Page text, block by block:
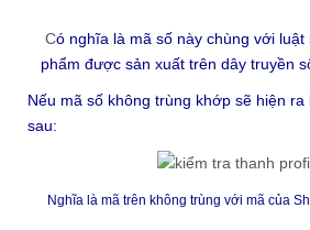
Có nghĩa là mã số này chùng với luật
phẩm được sản xuất trên dây truyền
Nếu mã số không trùng khớp sẽ hiện
sau:
Nghĩa là mã trên không trùng với mã của